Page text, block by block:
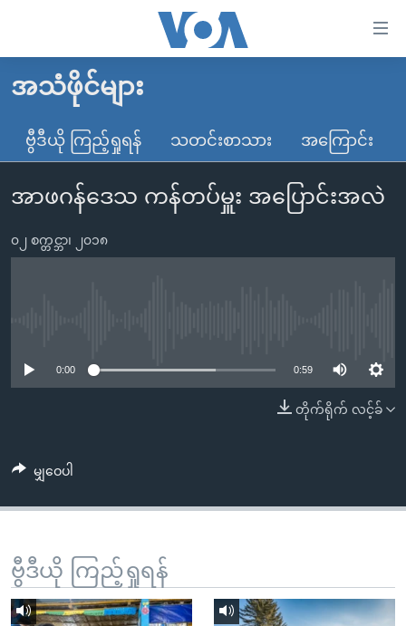
လွယ်ကူ
သည့်
များ
ပင်မ
ပင်မ
စာမျက်နှာ
ကျော်
ရန်
ရှာဖွေ
ရန်
မူလစာမျက်နှာ
မြန်မာ
ကမ္ဘာ့သတင်းများ
နိုင်ငံတကာ
တရုတ်
ဗွီဒီယို
ရပ်ဝန်းတခု လမ်းတခု အလွန်
ရုပ်ရှင်ထဲက အင်္ဂလိပ်စာ
တီဗွီ
ရေဒီယို/တီဗွီအစီအစဉ်
ဗွီအိုအေ လူမှုကွန်ယက်များ
ဘာသာစကားများ
အသံဖိုင်များ
ဗွီဒီယို ကြည့်ရှုရန် သတင်းစာသား အကြောင်း
အာဖဂန်ဒေသ ကန်တပ်မှူး အပြောင်းအလဲ
၀၂ စက္တင္ဘာ၊ ၂၀၁၈
0:00 0:59
တိုက်ရိုက် လင့်ခ်
မျှဝေပါ
ဗွီဒီယို ကြည့်ရှုရန်